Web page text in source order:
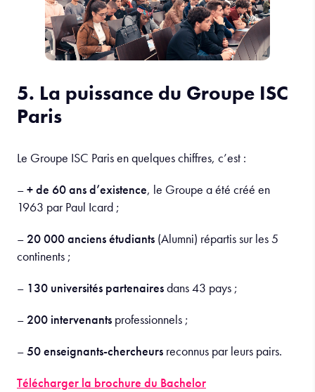
5. La puissance du Groupe ISC
Paris
Le Groupe ISC Paris en quelques chiffres, c’est :
–+ de 60 ans d’existence, le Groupe a été créé en
1963 par Paul Icard ;
– 20 000 anciens étudiants (Alumni) répartis sur les 5
continents ;
– 130 universités partenairesdans 43 pays ;
– 200 intervenants professionnels ;
–50 enseignants-chercheurs reconnus par leurs pairs.
Télécharger la brochure du Bachelor